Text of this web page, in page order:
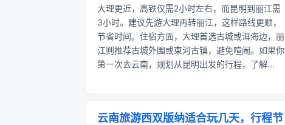
大理更近，高铁仅需2小时左右，而昆明到丽江需
3小时。建议先游大理再转丽江，这样路线更顺，
节省时间。住宿方面，大理首选古城或洱海边，丽
江则推荐古城外围或束河古镇，避免喧闹。如果你
第一次去云南，规划从昆明出发的行程，了解...
云南旅游西双版纳适合玩几天，行程节